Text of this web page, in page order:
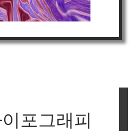
포그래피